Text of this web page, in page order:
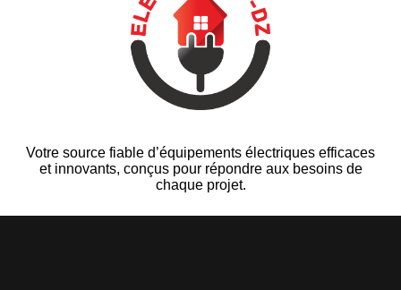
Votre source fiable d’équipements électriques efficaces
et innovants, conçus pour répondre aux besoins de
chaque projet.